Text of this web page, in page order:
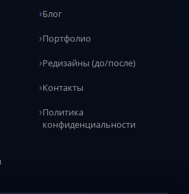
Блог
Портфолио
Редизайны (до/после)
Контакты
Политика
конфиденциальности